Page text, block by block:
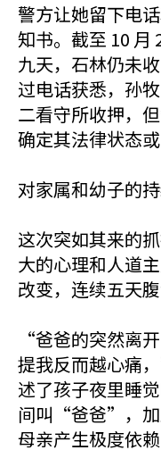
警方让她留下电
知书。截至 10 月
九天，石林仍未
过电话获悉，孙
二看守所收押，
确定其法律状态或
对家属和幼子的
这次突如其来的
大的心理和人道
改变，连续五天腹
“爸爸的突然离
提我反而越心痛
述了孩子夜里睡
间叫“爸爸”，加
母亲产生极度依